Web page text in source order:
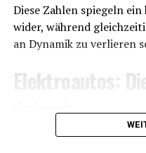
Smartphone schützen
und neuerdings lassen
per Elektropflaster
Abnehmspritzen gut für
oder schützen vor
Übergewichtigen helfen,
Diese Zahlen spiegeln
wider, während
an Dynamik zu verlieren
Elektroautos:
Schweiz
Gemäß Angaben des